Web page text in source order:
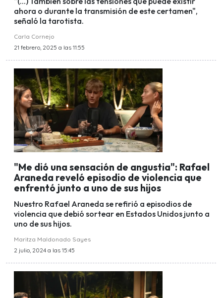
ahora o durante la transmisión de este certamen",
señaló la tarotista.
Carla Cornejo
21 febrero, 2025 a las 11:55
"Me dió una sensación de angustia": Rafael
Araneda reveló episodio de violencia que
enfrentó junto a uno de sus hijos
Nuestro Rafael Araneda se refirió a episodios de
violencia que debió sortear en Estados Unidos junto a
uno de sus hijos.
Maritza Maldonado Sayes
2 julio, 2024 a las 15:45